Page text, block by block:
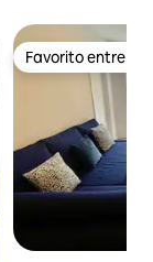
Favorito entre
Favorito entre